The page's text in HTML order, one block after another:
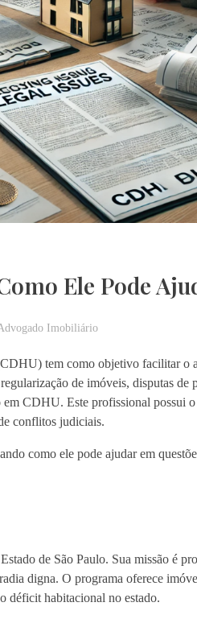
Ele Pode
Imobiliário
tem como objetivo facilitar o
de imóveis, disputas de
CDHU. Este profissional possui
conflitos judiciais.
como ele pode ajudar em
de São Paulo. Sua missão é
digna. O programa oferece
déficit habitacional no estado.